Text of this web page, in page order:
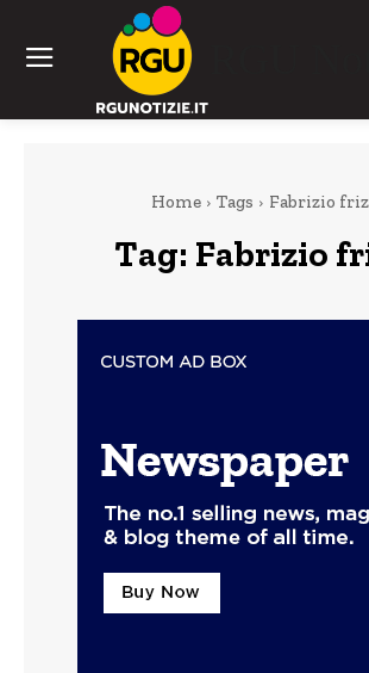
Home Tags Fabrizio
Tag: Fabrizio